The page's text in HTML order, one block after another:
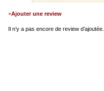
+Ajouter une review
Il n’y a pas encore de review d’ajoutée.